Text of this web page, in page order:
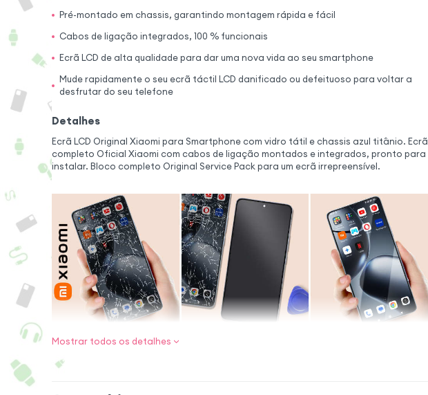
Pré-montado em chassis, garantindo montagem rápida e fácil
Cabos de ligação integrados, 100 % funcionais
Ecrã LCD de alta qualidade para dar uma nova vida ao seu smartphone
Mude rapidamente o seu ecrã táctil LCD danificado ou defeituoso para voltar a
desfrutar do seu telefone
Detalhes
Ecrã LCD Original Xiaomi para Smartphone com vidro tátil e chassis azul titânio. Ecrã
completo Oficial Xiaomi com cabos de ligação montados e integrados, pronto para
instalar. Bloco completo Original Service Pack para um ecrã irrepreensível.
Mostrar todos os detalhes